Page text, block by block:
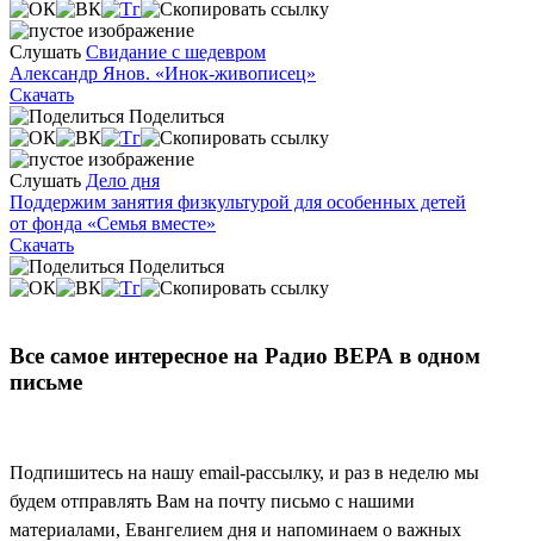
Слушать Свидание с шедевром
Александр Янов. «Инок-живописец»
Скачать
Поделиться
Слушать Дело дня
Поддержим занятия физкультурой для особенных детей
от фонда «Семья вместе»
Скачать
Поделиться
Все самое интересное на Радио ВЕРА в одном
письме
Подпишитесь на нашу email-рассылку, и раз в неделю мы
будем отправлять Вам на почту письмо с нашими
материалами, Евангелием дня и напоминаем о важных